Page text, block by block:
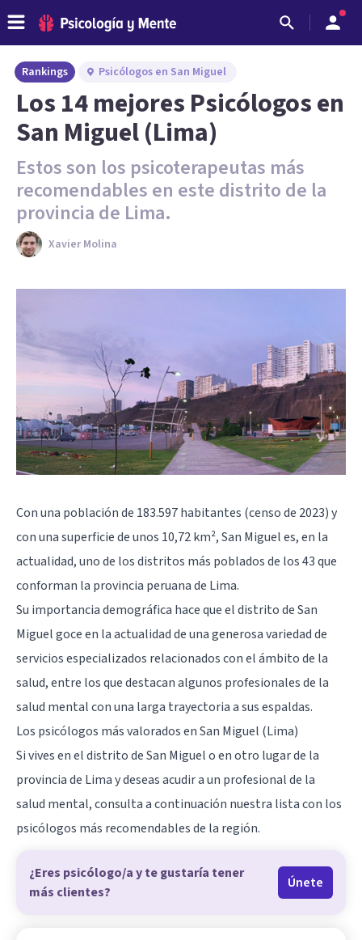
Rankings Psicólogos en San Miguel
Los 14 mejores Psicólogos en
San Miguel (Lima)
Estos son los psicoterapeutas más
recomendables en este distrito de la
provincia de Lima.
Xavier Molina
Con una población de 183.597 habitantes (censo de 2023) y
con una superficie de unos 10,72 km², San Miguel es, en la
actualidad, uno de los distritos más poblados de los 43 que
conforman la provincia peruana de Lima.
Su importancia demográfica hace que el distrito de San
Miguel goce en la actualidad de una generosa variedad de
servicios especializados relacionados con el ámbito de la
salud, entre los que destacan algunos profesionales de la
salud mental con una larga trayectoria a sus espaldas.
Los psicólogos más valorados en San Miguel (Lima)
Si vives en el distrito de San Miguel o en otro lugar de la
provincia de Lima y deseas acudir a un profesional de la
salud mental, consulta a continuación nuestra lista con los
psicólogos más recomendables de la región.
¿Eres psicólogo/a y te gustaría tener
más clientes?
Únete